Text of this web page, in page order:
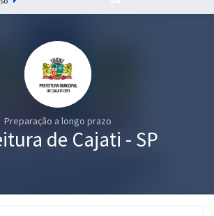
Brasil
Preparação a longo prazo
de Cajati - SP